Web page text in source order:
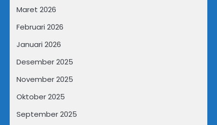
Maret 2026
Februari 2026
Januari 2026
Desember 2025
November 2025
Oktober 2025
September 2025